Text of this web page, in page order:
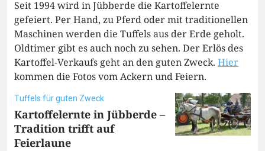
Seit 1994 wird in Jübberde die Kartoffelernte
gefeiert. Per Hand, zu Pferd oder mit traditionellen
Maschinen werden die Tuffels aus der Erde geholt.
Oldtimer gibt es auch noch zu sehen. Der Erlös des
Kartoffel-Verkaufs geht an den guten Zweck. Hier
kommen die Fotos vom Ackern und Feiern.
Tuffels für guten Zweck
Kartoffelernte in Jübberde –
Tradition trifft auf
Feierlaune